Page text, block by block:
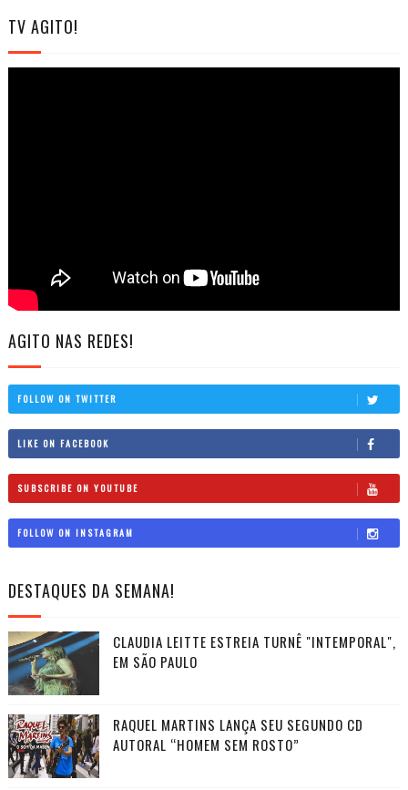
TV AGITO!
AGITO NAS REDES!
FOLLOW ON TWITTER
LIKE ON FACEBOOK
SUBSCRIBE ON YOUTUBE
FOLLOW ON INSTAGRAM
DESTAQUES DA SEMANA!
CLAUDIA LEITTE ESTREIA TURNÊ "INTEMPORAL",
EM SÃO PAULO
RAQUEL MARTINS LANÇA SEU SEGUNDO CD
AUTORAL “HOMEM SEM ROSTO”